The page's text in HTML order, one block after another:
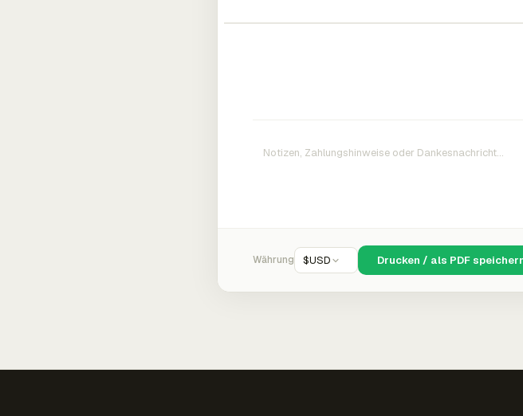
Währung $USD Drucken / als PDF